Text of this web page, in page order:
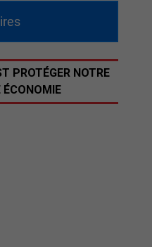
PROTÉGER NOTRE
ÉCONOMIE